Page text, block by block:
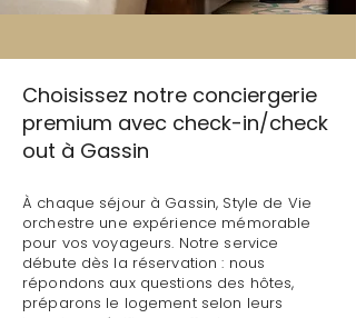
Choisissez notre conciergerie
premium avec check-in/check
out à Gassin
À chaque séjour à Gassin, Style de Vie
orchestre une expérience mémorable
pour vos voyageurs. Notre service
débute dès la réservation : nous
répondons aux questions des hôtes,
préparons le logement selon leurs